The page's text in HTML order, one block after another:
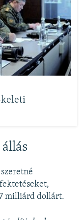
milliárd dollárt.